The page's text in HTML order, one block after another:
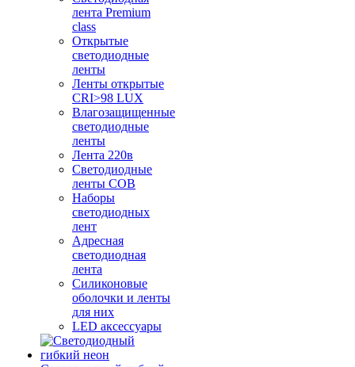
лента Premium
class
Открытые
светодиодные
ленты
Ленты открытые
CRI>98 LUX
Влагозащищенные
светодиодные
ленты
Лента 220в
Светодиодные
ленты COB
Наборы
светодиодных
лент
Адресная
светодиодная
лента
Силиконовые
оболочки и ленты
для них
LED аксессуары